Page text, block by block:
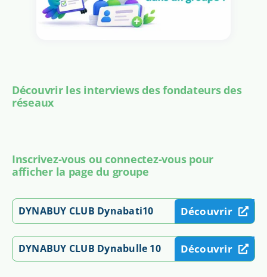
Découvrir les interviews des fondateurs des
réseaux
Inscrivez-vous ou connectez-vous pour
afficher la page du groupe
DYNABUY CLUB Dynabati10 Découvrir
DYNABUY CLUB Dynabulle 10 Découvrir